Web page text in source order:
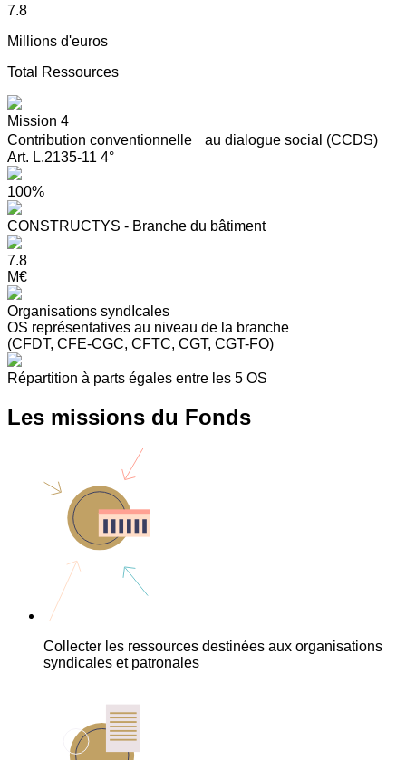
7.8
Millions d'euros
Total Ressources
Mission 4
Contribution conventionnelle au dialogue social (CCDS)
Art. L.2135-11 4°
100%
CONSTRUCTYS - Branche du bâtiment
7.8
M€
Organisations syndIcales
OS représentatives au niveau de la branche
(CFDT, CFE-CGC, CFTC, CGT, CGT-FO)
Répartition à parts égales entre les 5 OS
Les missions du Fonds
Collecter les ressources destinées aux organisations
syndicales et patronales